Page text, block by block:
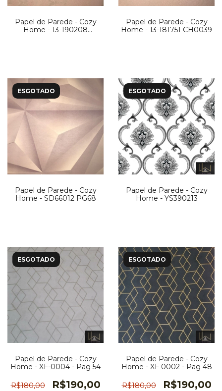
Papel de Parede - Cozy
Home - 13-190208
Papel de Parede - Cozy
Home - 13-181751 CH0039
ESGOTADO
Papel de Parede - Cozy
Home - SD66012 PG68
ESGOTADO
Papel de Parede - Cozy
Home - YS390213
ESGOTADO
Papel de Parede - Cozy
Home - XF-0004 - Pag 54
R$180,00 R$190,00
ESGOTADO
Papel de Parede - Cozy
Home - XF 0002 - Pag 48
R$180,00 R$190,00